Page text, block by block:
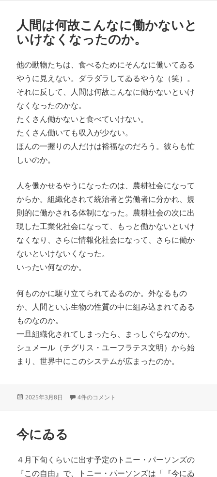
人間は何故こんなに働かないと
いけなくなったのか。
他の動物たちは、食べるためにそんなに働いてゐる
やうに見えない。ダラダラしてゐるやうな（笑）。
それに反して、人間は何故こんなに働かないといけ
なくなったのかな。
たくさん働かないと食べていけない。
たくさん働いても収入が少ない。
ほんの一握りの人だけは裕福なのだろう。彼らも忙
しいのか。
人を働かせるやうになったのは、農耕社会になって
からか。組織化されて統治者と労働者に分かれ、規
則的に働かされる体制になった。農耕社会の次に出
現した工業化社会になって、もっと働かないといけ
なくなり、さらに情報化社会になって、さらに働か
ないといけないくなった。
いったい何なのか。
何ものかに駆り立てられてゐるのか。外なるもの
か、人間といふ生物の性質の中に組み込まれてゐる
ものなのか。
一旦組織化されてしまったら、まっしぐらなのか。
シュメール（チグリス・ユーフラテス文明）から始
まり、世界中にこのシステムが広まったのか。
投
2025年3月8日 人間は何故こんなに働かないといけなくなったのか
4件のコメント
今にゐる
４月下旬くらいに出す予定のトニー・パーソンズの
『この自由』で、トニー・パーソンズは「『今にゐ